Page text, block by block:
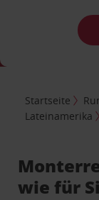
Startseite
Lateinamerika
wie für